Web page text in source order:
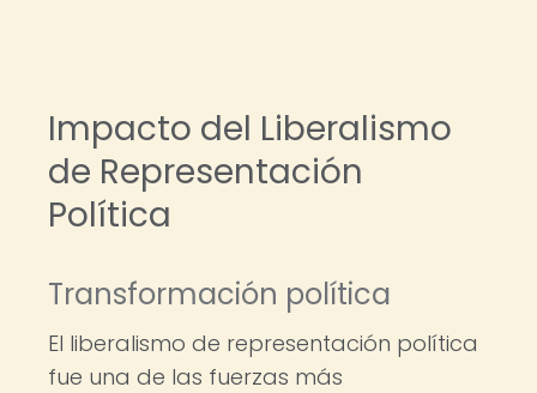
Impacto del Liberalismo
de Representación
Política
Transformación política
El liberalismo de representación política
fue una de las fuerzas más